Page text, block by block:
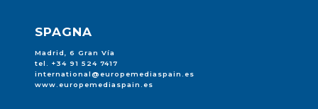
SPAGNA
Madrid, 6 Gran Vía
tel. +34 91 524 7417
international@europemediaspain.es
www.europemediaspain.es